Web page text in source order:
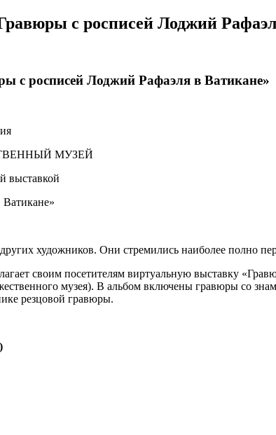
с росписей Лоджий
с росписей Лоджий Рафаэля в Ватикане»
МУЗЕЙ
выставкой
художников. Они стремились наиболее полно
своим посетителям виртуальную выставку
музея). В альбом включены гравюры со
резцовой гравюры.